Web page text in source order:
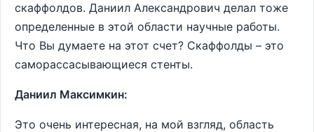
скаффолдов. Даниил Александрович делал тоже
определенные в этой области научные работы.
Что Вы думаете на этот счет? Скаффолды – это
саморассасывающиеся стенты.
Даниил Максимкин:
Это очень интересная, на мой взгляд, область